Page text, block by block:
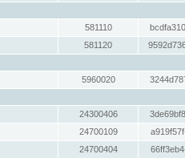
581110
581120
5960020
24300406
24700109
24700404